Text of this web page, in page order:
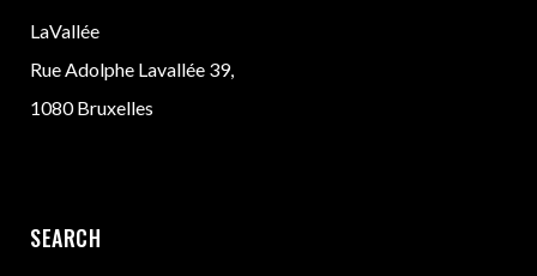
LaVallée
Rue Adolphe Lavallée 39,
1080 Bruxelles
SEARCH